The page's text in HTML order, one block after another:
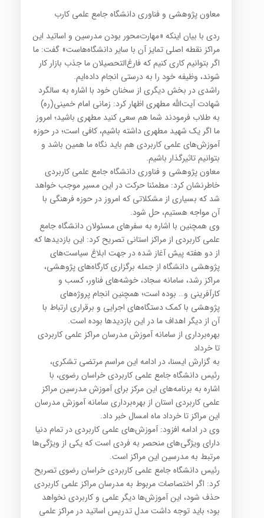
معاون پژوهشی و فناوری دانشگاه جامع علمی کارب
ردی با بیان اینکه «مهارت‌محور بودن مدرسین و اساتید این
مراکز نقطه اصلی تمایز آن با سایر دانشگاه‌هاست» گفت: ما
اگر بتوانیم کاری کنیم که فارغ‌التحصیلان ما جذب بازار کار
شوند، وظیفه خود را به درستی انجام داده‌ایم.
راشدی در بخش دیگری از سخنان خود با اشاره به سالگرد
شهادت آیت‌الله مطهری اظهار کرد: زمانی امام خمینی(ره)
به طلاب فرمودند شما هم سعی کنید مطهری باشید؛ امروز
ما اگر یک شهید مطهری داشته باشیم، کافی است؛ در حوزه
آموزش‌های علمی کاربردی هم باید نگاه ما همین باشد و
بتوانیم تاثیرگذار باشیم.
معاون پژوهشی و فناوری دانشگاه جامع علمی کاربردی
خاطرنشان کرد: مطمئنا حرکت در این مسیر موجب خواهد
شد که بسیاری از مشکلاتی که امروز در حوزه فرهنگی با
آن مواجه هستیم، حل شود.
وی همچنین با اشاره به سفرهای مسئولان دانشگاه جامع
علمی کاربردی از مراکز استانی تصریح کرد: این بازدیدها که
از دو هفته پیش آغاز شده در جهت ابلاغ سیاست‌های
پژوهشی دانشگاه از جمله برگزاری کارگاه‌های پژوهشی،
مراکز رشد، سامانه سجاد، خوشه‌های فناور، کسب و
کارآفرینی و… بوده است؛ همچنین انجام پروژه‌های
پژوهشی با کمک دستگاه‌های اجرایی و برقراری ارتباط با
آن از دیگر اهداف ما در این بازدیدها بوده است.
بهره‌برداری از سامانه آموزش مدرسان مراکز علمی کاربردی
تا خرداد
به گزارش ایسنا، در ادامه این مراسم مرتضی تشکری،
رئیس دانشگاه جامع علمی کاربردی خراسان رضوی، با
اشاره به برنامه‌های این مرکز برای آموزش مدرسین مراکز
علمی کاربردی استان از بهره‌برداری سامانه آموزش مدرسان
این مراکز تا خرداد ماه امسال خبر داد.
وی در ادامه افزود: آموزش‌های علمی کاربردی در تمام دنیا
دارای ویژگی‌های منحصر به فردی است که یکی از ویژگی‌ها
مرتبط به مدرسین این مراکز است.
رئیس دانشگاه جامع علمی کاربردی خراسان رضوی تصریح
کرد: اگر اختصاصات مربوط به مدرسان مراکز علمی کاربردی
حذف شود، این آموزش‌ها دیگر علمی و کاربردی نخواهد
بود؛ باید توجه داشت مدل تدریس اساتید در مراکز علمی